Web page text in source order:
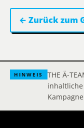
← Zurück zum
HINWEIS
THE Ä-
inhaltliche